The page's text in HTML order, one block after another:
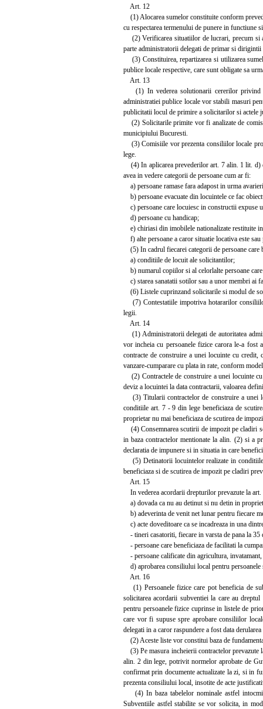
Art. 12
(1) Alocarea sumelor constituite conform
cu respectarea termenului de punere in functiune
(2) Verificarea situatiilor de lucrari, precum si
parte administratorii delegati de primar si dirigintii
(3) Constituirea, repartizarea si utilizarea
publice locale respective, care sunt obligate sa
Art. 13
(1) In vederea solutionarii cererilor privind
administratiei publice locale vor stabili masuri
publicitatii locul de primire a solicitarilor si actele
(2) Solicitarile primite vor fi analizate de
municipiului Bucuresti.
(3) Comisiile vor prezenta consiliilor locale
lege.
(4) In aplicarea prevederilor art. 7 alin. 1 lit. d)
avea in vedere categorii de persoane cum ar fi:
a) persoane ramase fara adapost in urma
b) persoane evacuate din locuintele ce fac
c) persoane care locuiesc in constructii expuse
d) persoane cu handicap;
e) chiriasi din imobilele nationalizate restituite
f) alte persoane a caror situatie locativa este
(5) In cadrul fiecarei categorii de persoane care
a) conditiile de locuit ale solicitantilor;
b) numarul copiilor si al celorlalte persoane
c) starea sanatatii sotilor sau a unor membri ai
(6) Listele cuprinzand solicitarile si modul de
(7) Contestatiile impotriva hotararilor
legii.
Art. 14
(1) Administratorii delegati de autoritatea
vor incheia cu persoanele fizice carora le-a fost
contracte de construire a unei locuinte cu
vanzare-cumparare cu plata in rate, conform
(2) Contractele de construire a unei locuinte cu
deviz a locuintei la data contractarii, valoarea
(3) Titularii contractelor de construire a unei
conditiile art. 7 - 9 din lege beneficiaza de
proprietar nu mai beneficiaza de scutirea de
(4) Consemnarea scutirii de impozit pe cladiri
in baza contractelor mentionate la alin. (2) si a
declaratia de impunere si in situatia in care
(5) Detinatorii locuintelor realizate in
beneficiaza si de scutirea de impozit pe cladiri
Art. 15
In vederea acordarii drepturilor prevazute la
a) dovada ca nu au detinut si nu detin in
b) adeverinta de venit net lunar pentru fiecare
c) acte doveditoare ca se incadreaza in una
- tineri casatoriti, fiecare in varsta de pana la 35
- persoane care beneficiaza de facilitati la
- persoane calificate din agricultura,
d) aprobarea consiliului local pentru
Art. 16
(1) Persoanele fizice care pot beneficia de
solicitarea acordarii subventiei la care au
pentru persoanele fizice cuprinse in listele de
care vor fi supuse spre aprobare consiliilor
delegati in a caror raspundere a fost data
(2) Aceste liste vor constitui baza de
(3) Pe masura incheierii contractelor prevazute
alin. 2 din lege, potrivit normelor aprobate de
confirmat prin documente actualizate la zi, si in
prezenta consiliului local, insotite de acte
(4) In baza tabelelor nominale astfel
Subventiile astfel stabilite se vor solicita, in